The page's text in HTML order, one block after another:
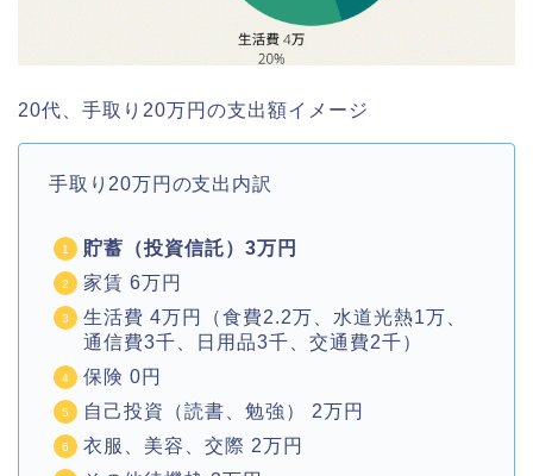
20代、手取り20万円の支出額イメージ
手取り20万円の支出内訳
貯蓄（投資信託）3万円
家賃 6万円
生活費 4万円（食費2.2万、水道光熱1万、
通信費3千、日用品3千、交通費2千）
保険 0円
自己投資（読書、勉強） 2万円
衣服、美容、交際 2万円